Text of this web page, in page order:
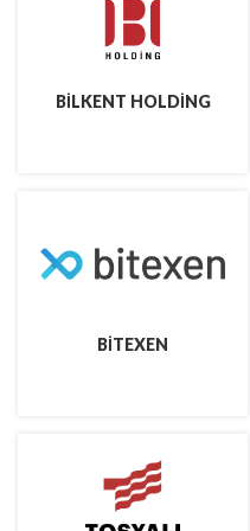
BİLKENT HOLDİNG
BİTEXEN